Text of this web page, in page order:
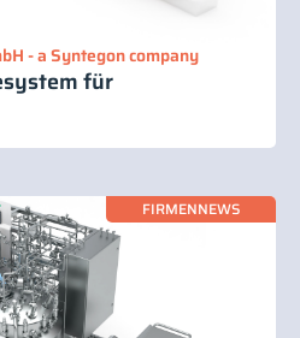
- a Syntegon company
für
FIRMENNEWS